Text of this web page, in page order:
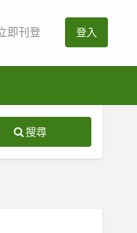
即刊登 登入
搜尋